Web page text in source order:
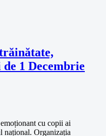
1 Decembrie
cu copii ai
național. Organizația